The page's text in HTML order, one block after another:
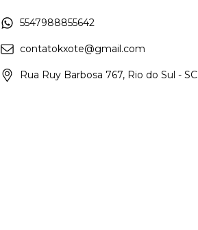
5547988855642
contatokxote@gmail.com
Rua Ruy Barbosa 767, Rio do Sul - SC